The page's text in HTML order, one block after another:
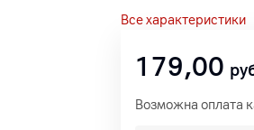
Все характеристики
179,00
Возможна оплата